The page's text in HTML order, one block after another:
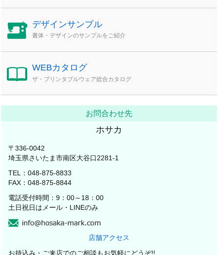
デザインサンプル
書体・デザインのサンプルをご紹介
WEBカタログ
ザ・プリンタブルウェア総合カタログ
お問合わせ先
ホサカ
〒336-0042
埼玉県さいたま市南区大谷口2281-1
TEL：048-875-8833
FAX：048-875-8844
電話受付時間：9：00～18：00
土日祝日はメール・LINEのみ
店舗アクセス
お持込み・ご来店でのご相談もお気軽にどうぞ!!